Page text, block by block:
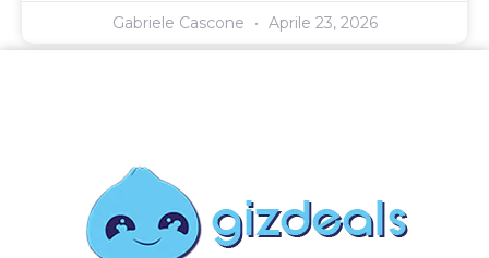
Gabriele Cascone Aprile 23, 2026